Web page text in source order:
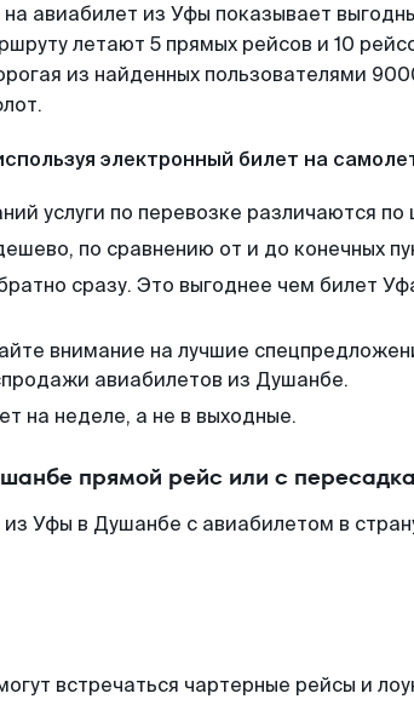
авиабилет из Уфы показывает
летают 5 прямых рейсов и 10
из найденных пользователями
электронный билет на
услуги по перевозке различаются по
по сравнению от и до конечных
сразу. Это выгоднее чем билет
внимание на лучшие
авиабилетов из Душанбе.
на неделе, а не в выходные.
прямой рейс или с
Уфы в Душанбе с авиабилетом в
встречаться чартерные рейсы и